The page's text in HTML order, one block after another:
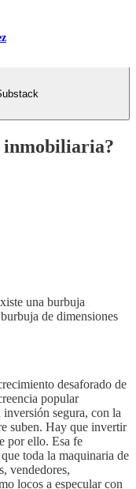
inmobiliaria?
una burbuja
de dimensiones
desaforado de
popular
inversión segura, con la
suben. Hay que invertir
por ello. Esa fe
toda la maquinaria de
vendedores,
locos a especular con